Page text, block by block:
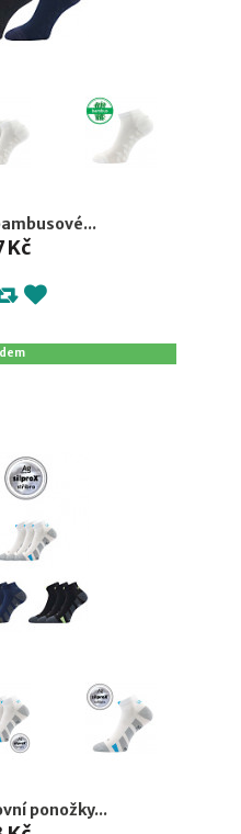
Kč
ponožky...